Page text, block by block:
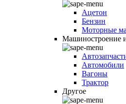
Ацетон
Бензин
Моторные
Машиностроение
Автомобили
Вагоны
Трактор
Другое